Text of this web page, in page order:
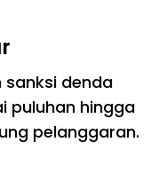
sanksi denda
puluhan hingga
pelanggaran.